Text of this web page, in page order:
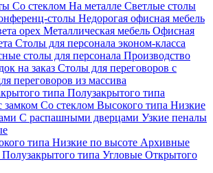
Со стеклом На металле Светлые столы
столы Недорогая офисная мебель
орех Металлическая мебель Офисная
Столы для персонала эконом-класса
столы для персонала Производство
на заказ Столы для переговоров с
переговоров из массива
типа Полузакрытого типа
замком Со стеклом Высокого типа Низкие
С распашными дверцами Узкие пеналы
типа Низкие по высоте Архивные
Полузакрытого типа Угловые Открытого